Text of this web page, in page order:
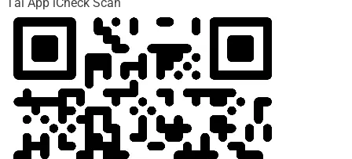
Tải App iCheck Scan